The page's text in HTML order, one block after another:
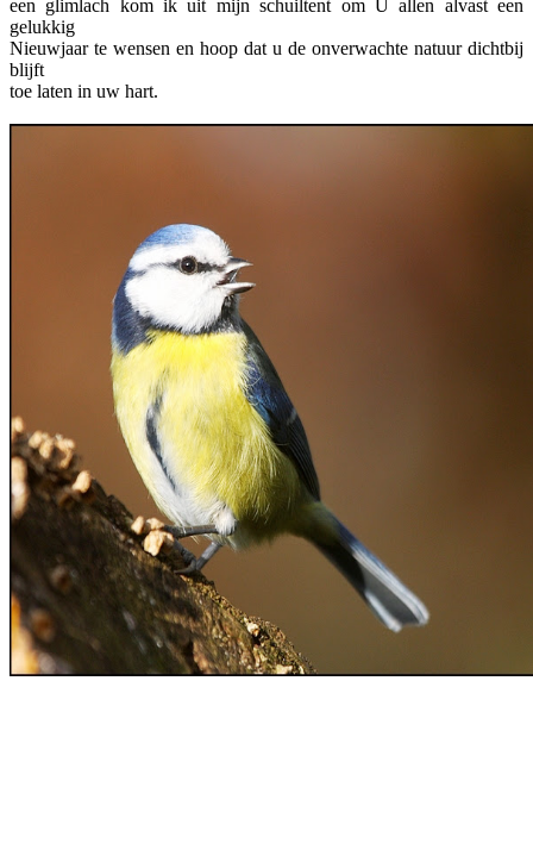
een glimlach kom ik uit mijn schuiltent om U allen alvast een
gelukkig
Nieuwjaar te wensen en hoop dat u de onverwachte natuur dichtbij
blijft
toe laten in uw hart.